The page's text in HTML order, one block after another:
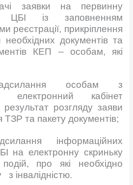
заявки на первинну
ЦБІ із заповненням
реєстрації, прикріплення
необхідних документів та
КЕП – особам, які
особам з
електронний кабінет
розгляду заяви
ТЗР та пакету документів;
інформаційних
на електронну скриньку
про які необхідно
інвалідністю.